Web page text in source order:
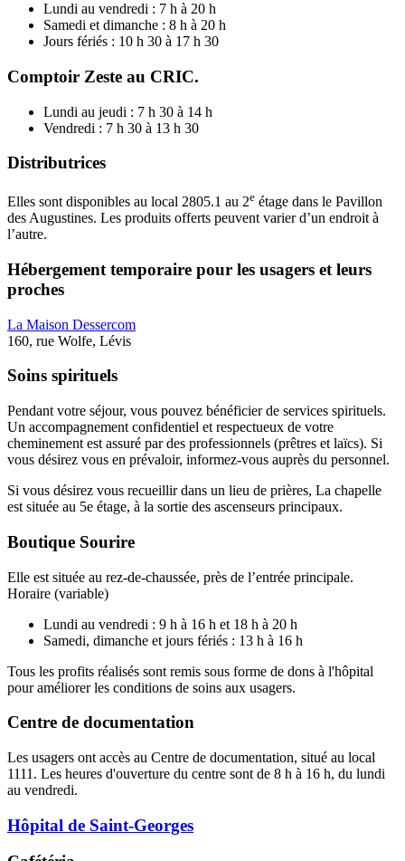
Lundi au vendredi : 7 h à 20 h
Samedi et dimanche : 8 h à 20 h
Jours fériés : 10 h 30 à 17 h 30
Comptoir Zeste au CRIC.
Lundi au jeudi : 7 h 30 à 14 h
Vendredi : 7 h 30 à 13 h 30
Distributrices
Elles sont disponibles au local 2805.1 au 2e étage dans le Pavillon
des Augustines. Les produits offerts peuvent varier d’un endroit à
l’autre.
Hébergement temporaire pour les usagers et leurs
proches
La Maison Dessercom
160, rue Wolfe, Lévis
Soins spirituels
Pendant votre séjour, vous pouvez bénéficier de services spirituels.
Un accompagnement confidentiel et respectueux de votre
cheminement est assuré par des professionnels (prêtres et laïcs). Si
vous désirez vous en prévaloir, informez-vous auprès du personnel.
Si vous désirez vous recueillir dans un lieu de prières, La chapelle
est située au 5e étage, à la sortie des ascenseurs principaux.
Boutique Sourire
Elle est située au rez-de-chaussée, près de l’entrée principale.
Horaire (variable)
Lundi au vendredi : 9 h à 16 h et 18 h à 20 h
Samedi, dimanche et jours fériés : 13 h à 16 h
Tous les profits réalisés sont remis sous forme de dons à l'hôpital
pour améliorer les conditions de soins aux usagers.
Centre de documentation
Les usagers ont accès au Centre de documentation, situé au local
1111. Les heures d'ouverture du centre sont de 8 h à 16 h, du lundi
au vendredi.
Hôpital de Saint-Georges